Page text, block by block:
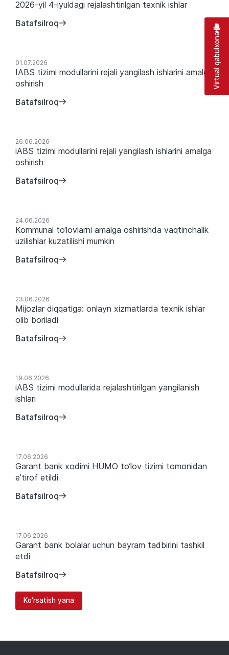
2026-yil 4-iyuldagi rejalashtirilgan texnik ishlar
Batafsilroq
01.07.2026
IABS tizimi modullarini rejali yangilash ishlarini amalga
oshirish
Batafsilroq
26.06.2026
iABS tizimi modullarini rejali yangilash ishlarini amalga
oshirish
Batafsilroq
24.06.2026
Kommunal to‘lovlarni amalga oshirishda vaqtinchalik
uzilishlar kuzatilishi mumkin
Batafsilroq
23.06.2026
Mijozlar diqqatiga: onlayn xizmatlarda texnik ishlar
olib boriladi
Batafsilroq
19.06.2026
iABS tizimi modullarida rejalashtirilgan yangilanish
ishlari
Batafsilroq
17.06.2026
Garant bank xodimi HUMO to‘lov tizimi tomonidan
e’tirof etildi
Batafsilroq
17.06.2026
Garant bank bolalar uchun bayram tadbirini tashkil
etdi
Batafsilroq
Ko'rsatish yana
Virtual qabulxona